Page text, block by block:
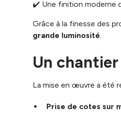
✔️ Une finition moderne
Grâce à la finesse des
grande luminosité.
Un chantier
La mise en œuvre a été
Prise de cotes sur